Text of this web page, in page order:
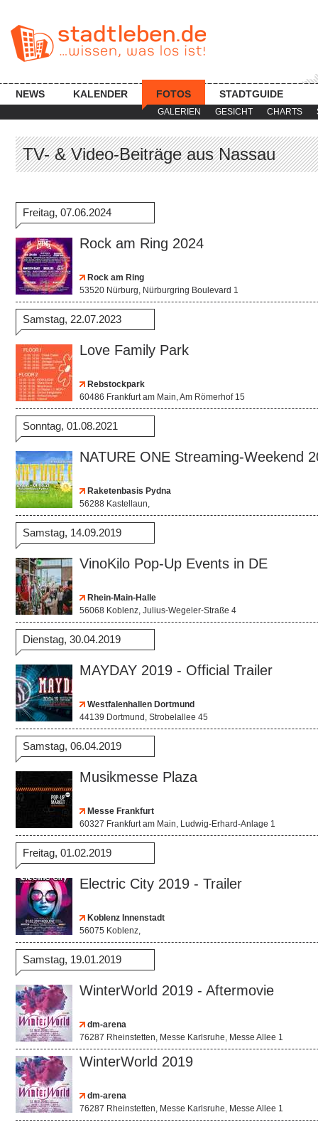
GALERIEN GESICHT CHARTS
NEWS KALENDER FOTOS STADTGUIDE
TV- & Video-Beiträge aus Nassau
Freitag, 07.06.2024
Rock am Ring 2024
Rock am Ring
53520 Nürburg, Nürburgring Boulevard 1
Samstag, 22.07.2023
Love Family Park
Rebstockpark
60486 Frankfurt am Main, Am Römerhof 15
Sonntag, 01.08.2021
NATURE ONE Streaming-Weekend
Raketenbasis Pydna
56288 Kastellaun,
Samstag, 14.09.2019
VinoKilo Pop-Up Events in DE
Rhein-Main-Halle
56068 Koblenz, Julius-Wegeler-Straße 4
Dienstag, 30.04.2019
MAYDAY 2019 - Official Trailer
Westfalenhallen Dortmund
44139 Dortmund, Strobelallee 45
Samstag, 06.04.2019
Musikmesse Plaza
Messe Frankfurt
60327 Frankfurt am Main, Ludwig-Erhard-Anlage 1
Freitag, 01.02.2019
Electric City 2019 - Trailer
Koblenz Innenstadt
56075 Koblenz,
Samstag, 19.01.2019
WinterWorld 2019 - Aftermovie
dm-arena
76287 Rheinstetten, Messe Karlsruhe, Messe Allee 1
WinterWorld 2019
dm-arena
76287 Rheinstetten, Messe Karlsruhe, Messe Allee 1